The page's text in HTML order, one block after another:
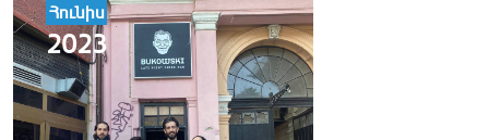
Հունիս
2023